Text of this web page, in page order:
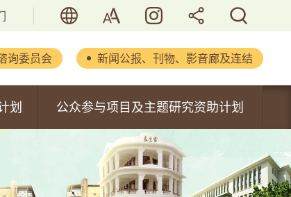
字型大小 活历．香港
询委员会 新闻公报、刊物、影音廊及连结
会文件
报
及报告
划 公众参与项目及主题研究资助计划
研究资助计划